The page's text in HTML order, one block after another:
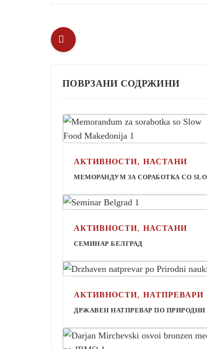
ПОВРЗАНИ СОДРЖИНИ
АКТИВНОСТИ, НАСТАНИ
МЕМОРАНДУМ ЗА СОРАБОТКА СО
АКТИВНОСТИ, НАСТАНИ
СЕМИНАР БЕЛГРАД
АКТИВНОСТИ, НАТПРЕВАРИ
ДРЖАВЕН НАТПРЕВАР ПО ПРИРОДНИ